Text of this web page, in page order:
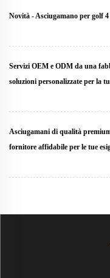
Novità - Asciugamano per golf
Servizi OEM e ODM da una
soluzioni personalizzate per la
Asciugamani di qualità
fornitore affidabile per le tue